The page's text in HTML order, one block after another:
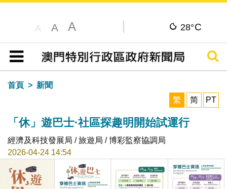
A A A 28°C
目錄
搜尋
首頁
新聞
繁
简 PT
「休」遊巴士·社區探趣明開始試運行
經濟及科技發展局 / 旅遊局 / 博彩監察協調局
2026-04-24 14:54